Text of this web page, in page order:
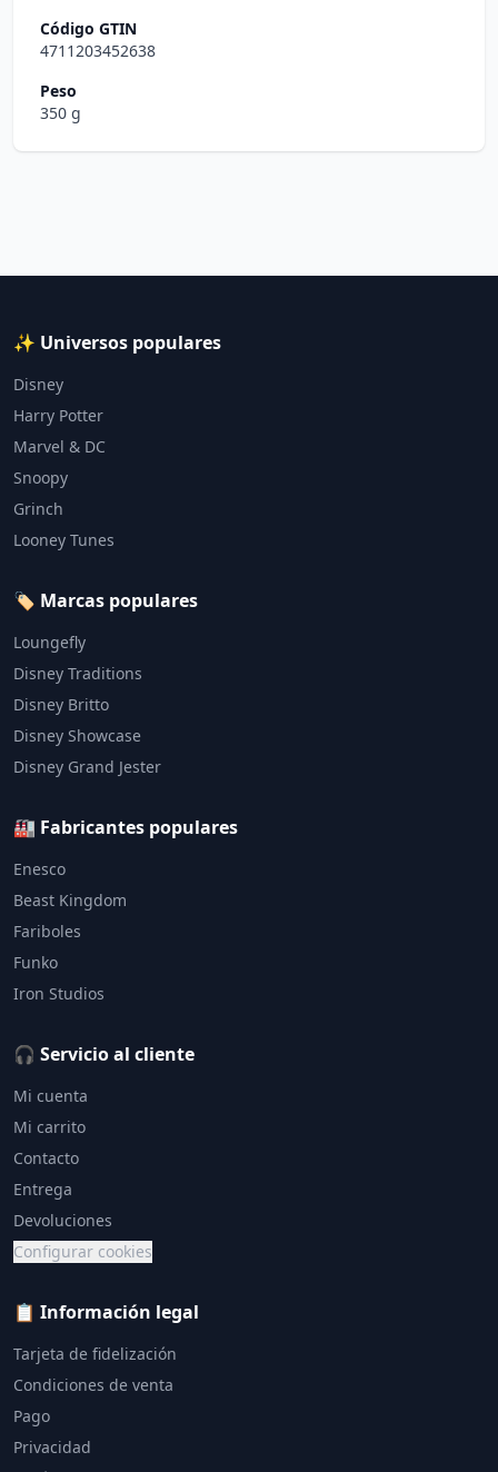
Código GTIN
4711203452638
Peso
350 g
✨ Universos populares
Disney
Harry Potter
Marvel & DC
Snoopy
Grinch
Looney Tunes
🏷️ Marcas populares
Loungefly
Disney Traditions
Disney Britto
Disney Showcase
Disney Grand Jester
🏭 Fabricantes populares
Enesco
Beast Kingdom
Fariboles
Funko
Iron Studios
🎧 Servicio al cliente
Mi cuenta
Mi carrito
Contacto
Entrega
Devoluciones
Configurar cookies
📋 Información legal
Tarjeta de fidelización
Condiciones de venta
Pago
Privacidad